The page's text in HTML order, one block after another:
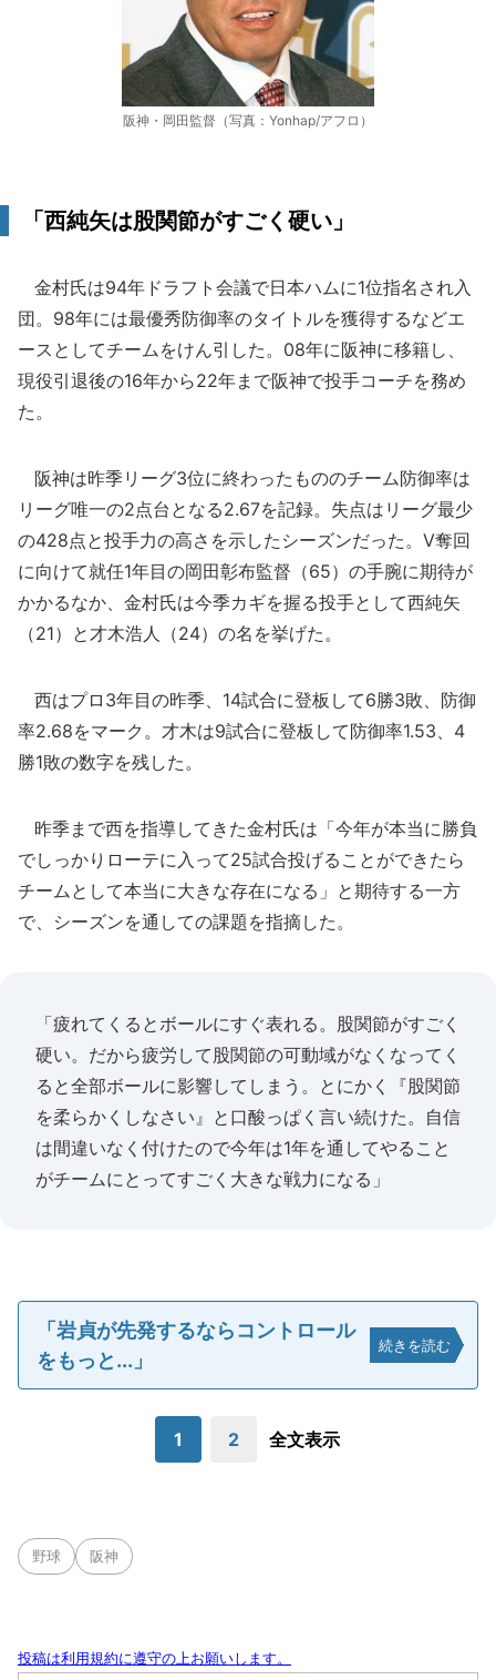
阪神・岡田監督（写真：Yonhap/アフロ）
「西純矢は股関節がすごく硬い」
金村氏は94年ドラフト会議で日本ハムに1位指名され入
団。98年には最優秀防御率のタイトルを獲得するなどエ
ースとしてチームをけん引した。08年に阪神に移籍し、
現役引退後の16年から22年まで阪神で投手コーチを務め
た。
阪神は昨季リーグ3位に終わったもののチーム防御率は
リーグ唯一の2点台となる2.67を記録。失点はリーグ最少
の428点と投手力の高さを示したシーズンだった。V奪回
に向けて就任1年目の岡田彰布監督（65）の手腕に期待が
かかるなか、金村氏は今季カギを握る投手として西純矢
（21）と才木浩人（24）の名を挙げた。
西はプロ3年目の昨季、14試合に登板して6勝3敗、防御
率2.68をマーク。才木は9試合に登板して防御率1.53、4
勝1敗の数字を残した。
昨季まで西を指導してきた金村氏は「今年が本当に勝負
でしっかりローテに入って25試合投げることができたら
チームとして本当に大きな存在になる」と期待する一方
で、シーズンを通しての課題を指摘した。
「疲れてくるとボールにすぐ表れる。股関節がすごく
硬い。だから疲労して股関節の可動域がなくなってく
ると全部ボールに影響してしまう。とにかく『股関節
を柔らかくしなさい』と口酸っぱく言い続けた。自信
は間違いなく付けたので今年は1年を通してやること
がチームにとってすごく大きな戦力になる」
「岩貞が先発するならコントロール
をもっと...」
続きを読む
1 2 全文表示
野球 阪神